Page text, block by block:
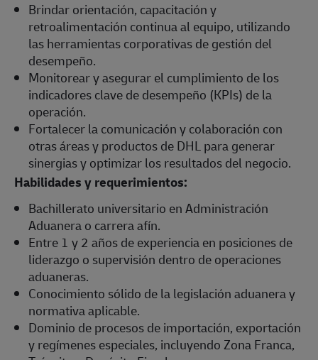
Brindar orientación, capacitación y
retroalimentación continua al equipo, utilizando
las herramientas corporativas de gestión del
desempeño.
Monitorear y asegurar el cumplimiento de los
indicadores clave de desempeño (KPIs) de la
operación.
Fortalecer la comunicación y colaboración con
otras áreas y productos de DHL para generar
sinergias y optimizar los resultados del negocio.
Habilidades y requerimientos:
Bachillerato universitario en Administración
Aduanera o carrera afín.
Entre 1 y 2 años de experiencia en posiciones de
liderazgo o supervisión dentro de operaciones
aduaneras.
Conocimiento sólido de la legislación aduanera y
normativa aplicable.
Dominio de procesos de importación, exportación
y regímenes especiales, incluyendo Zona Franca,